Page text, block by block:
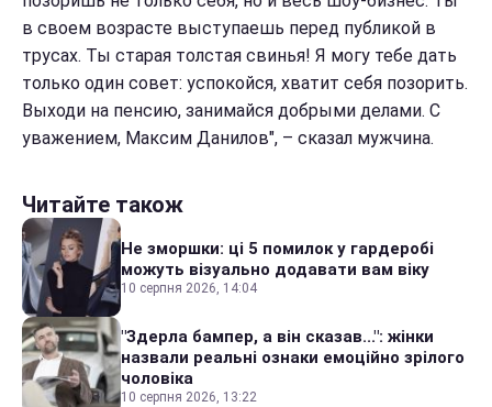
в своем возрасте выступаешь перед публикой в
трусах. Ты старая толстая свинья! Я могу тебе дать
только один совет: успокойся, хватит себя позорить.
Выходи на пенсию, занимайся добрыми делами. С
уважением, Максим Данилов", – сказал мужчина.
Читайте також
Не зморшки: ці 5 помилок у гардеробі
можуть візуально додавати вам віку
10 серпня 2026, 14:04
"Здерла бампер, а він сказав...": жінки
назвали реальні ознаки емоційно зрілого
чоловіка
10 серпня 2026, 13:22